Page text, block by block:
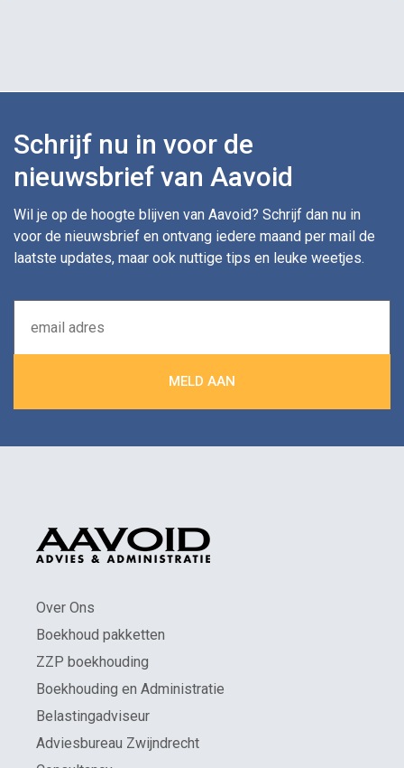
Schrijf nu in voor de
nieuwsbrief van Aavoid
Wil je op de hoogte blijven van Aavoid? Schrijf dan nu in
voor de nieuwsbrief en ontvang iedere maand per mail de
laatste updates, maar ook nuttige tips en leuke weetjes.
Over Ons
Boekhoud pakketten
ZZP boekhouding
Boekhouding en Administratie
Belastingadviseur
Adviesbureau Zwijndrecht